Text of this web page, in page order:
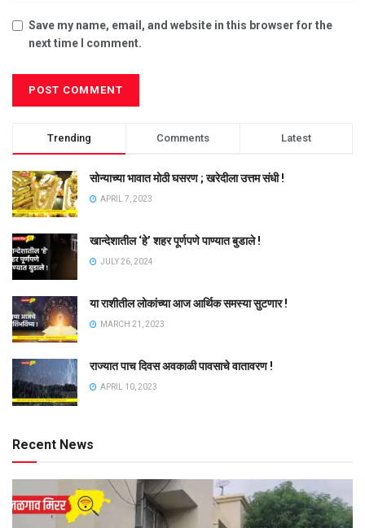
Save my name, email, and website in this browser for the
next time I comment.
Trending Comments Latest
सोन्याच्या भावात मोठी घसरण ; खरेदीला उत्तम संधी !
APRIL 7, 2023
खान्देशातील ‘हे’ शहर पूर्णपणे पाण्यात बुडाले !
JULY 26, 2024
या राशीतील लोकांच्या आज आर्थिक समस्या सुटणार !
MARCH 21, 2023
राज्यात पाच दिवस अवकाळी पावसाचे वातावरण !
APRIL 10, 2023
Recent News